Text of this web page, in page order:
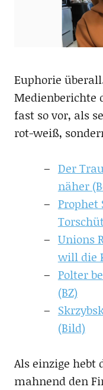
Euphorie
Medienberichte
fast so vor, als
rot-weiß,
Der
näher
Prophet
Unions
will die
Polter
(BZ)
(Bild)
Als einzige hebt
mahnend den